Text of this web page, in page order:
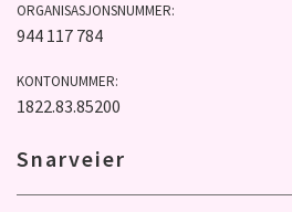
ORGANISASJONSNUMMER:
944 117 784
KONTONUMMER:
1822.83.85200
Snarveier